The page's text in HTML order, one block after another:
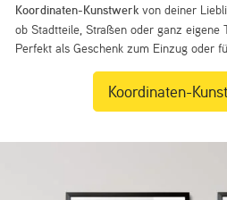
Koordinaten-Kunstwerk von deiner
ob Stadtteile, Straßen oder ganz eigene
Perfekt als Geschenk zum Einzug oder
Koordinaten-